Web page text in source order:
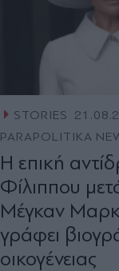
STORIES
PARAPOLITIKA
Η επική
Φίλιππου
Μέγκαν
γράφει
οικογένειας